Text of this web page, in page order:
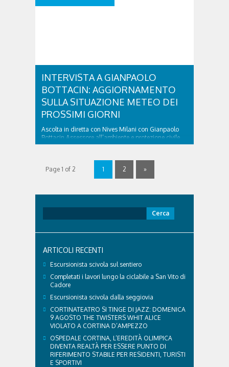
INTERVISTA A GIANPAOLO
BOTTACIN: AGGIORNAMENTO
SULLA SITUAZIONE METEO DEI
PROSSIMI GIORNI
Ascolta in diretta con Nives Milani con Gianpaolo
Bottacin,Assessore all’ambiente e protezione civile
del Veneto,in riferimento alle previsioni meteo dei
sottostante: INTERVISTA A GIANPAOLO BOTTACIN:
AGGIORNAMENTO SULLA SITUAZIONE METEO
DEI PROSSIMI GIORNI was last modified: Novembre
Page 1 of 2 1 2 »
per:
ARTICOLI RECENTI
Escursionista scivola sul sentiero
Completati i lavori lungo la ciclabile a San Vito di
Cadore
Escursionista scivola dalla seggiovia
CORTINATEATRO SI TINGE DI JAZZ: DOMENICA
9 AGOSTO THE TWISTERS WHIT ALICE
VIOLATO A CORTINA D’AMPEZZO
OSPEDALE CORTINA, L’EREDITÀ OLIMPICA
DIVENTA REALTÀ PER ESSERE PUNTO DI
RIFERIMENTO STABILE PER RESIDENTI, TURISTI
E SPORTIVI